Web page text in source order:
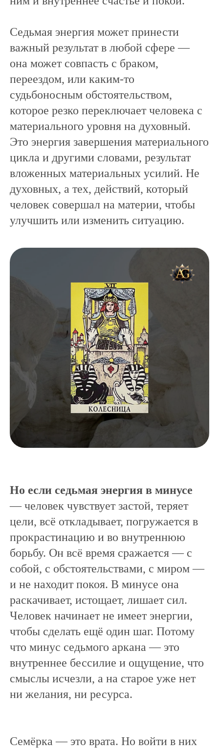
Седьмая энергия может принести
важный результат в любой сфере —
она может совпасть с браком,
переездом, или каким-то
судьбоносным обстоятельством,
которое резко переключает человека с
материального уровня на духовный.
Это энергия завершения материального
цикла и другими словами, результат
вложенных материальных усилий. Не
духовных, а тех, действий, который
человек совершал на материи, чтобы
улучшить или изменить ситуацию.
Но если седьмая энергия в минусе
— человек чувствует застой, теряет
цели, всё откладывает, погружается в
прокрастинацию и во внутреннюю
борьбу. Он всё время сражается — с
собой, с обстоятельствами, с миром —
и не находит покоя. В минусе она
раскачивает, истощает, лишает сил.
Человек начинает не имеет энергии,
чтобы сделать ещё один шаг. Потому
что минус седьмого аркана — это
внутреннее бессилие и ощущение, что
смыслы исчезли, а на старое уже нет
ни желания, ни ресурса.
Семёрка — это врата. Но войти в них